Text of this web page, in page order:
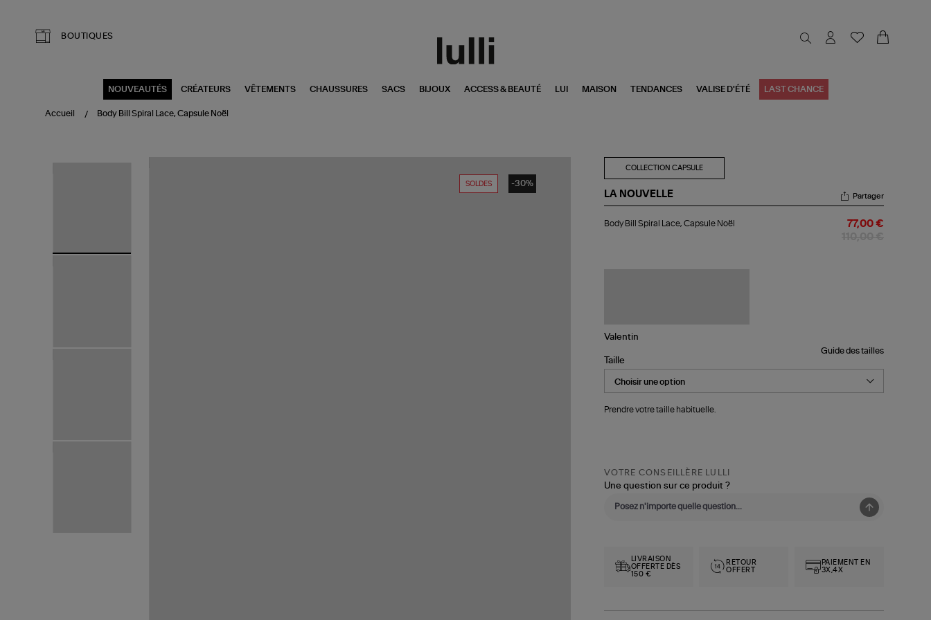
BOUTIQUES
NOUVEAUTÉS CRÉATEURS VÊTEMENTS CHAUSSURES SACS BIJOUX ACCESS & BEAUTÉ LUI MAISON TENDANCES VALISE D'ÉTÉ LAST CHANCE
Accueil Body Bill Spiral Lace, Capsule Noël
SOLDES -30%
COLLECTION CAPSULE
LA NOUVELLE
Bill
Partager
Body Bill Spiral Lace, Capsule Noël 77,00 €
Guide des tailles
Taille
Prendre votre taille habituelle.
VOTRE CONSEILLÈRE LULLI
Une question sur ce produit ?
LIVRAISON
OFFERTE DÈS
150 €
RETOUR
OFFERT
PAIEMENT EN
3X,4X